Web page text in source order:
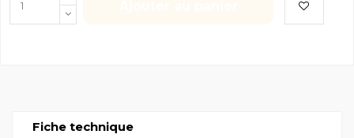
Fiche technique